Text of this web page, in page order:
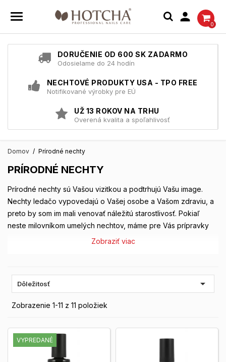

0
DORUČENIE OD 600 SK ZADARMO
Odosielame do 24 hodín
NECHTOVÉ PRODUKTY USA - TPO FREE
Notifikované výrobky pre EÚ
UŽ 13 ROKOV NA TRHU
Overená kvalita a spoľahlivosť
Domov Prírodné nechty
PRÍRODNÉ NECHTY
Prírodné nechty sú Vašou vizitkou a podtrhujú Vašu image.
Nechty ledačo vypovedajú o Vašej osobe a Vašom zdraviu, a
preto by som im mali venovať náležitú starostlivosť. Pokiaľ
neste milovníkom umelých nechtov, máme pre Vás prípravky
pre dokonalú starostlivosť Vašich prírodných nechtov.
Zobraziť viac
Dôležitosť 
Zobrazenie 1-11 z 11 položiek
VYPREDANÉ